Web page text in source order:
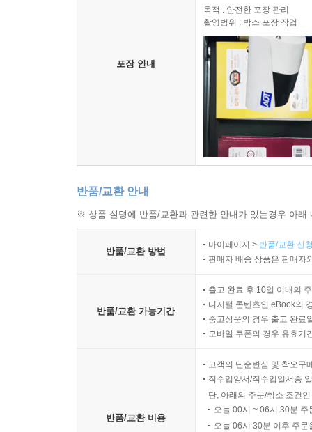
포장 안내
목적 : 안전한 포장 관리
촬영범위 : 박스 포장 작업
반품/교환 안내
※ 상품 설명에 반품/교환과 관련한 안내가 있는경우 아
반품/교환 방법
마이페이지 > 반품/교환 신
판매자 배송 상품은 판매자
반품/교환 가능기간
출고 완료 후 10일 이내의
디지털 콘텐츠인 eBook의
중고상품의 경우 출고 완료
모바일 쿠폰의 경우 유효기
반품/교환 비용
고객의 단순변심 및 착오구
직수입양서/직수입일서중
단, 아래의 주문/취소 조건
오늘 00시 ~ 06시 30분
오늘 06시 30분 이후 주